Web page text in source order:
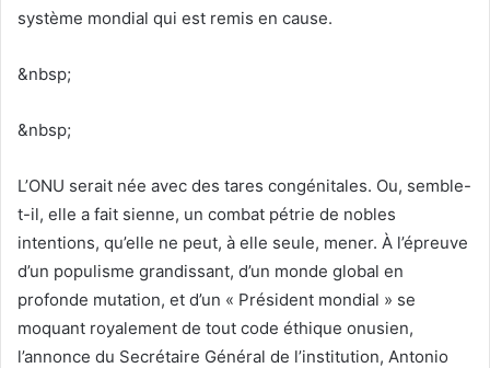
système mondial qui est remis en cause.
&nbsp;
&nbsp;
L’ONU serait née avec des tares congénitales. Ou, semble-
t-il, elle a fait sienne, un combat pétrie de nobles
intentions, qu’elle ne peut, à elle seule, mener. À l’épreuve
d’un populisme grandissant, d’un monde global en
profonde mutation, et d’un « Président mondial » se
moquant royalement de tout code éthique onusien,
l’annonce du Secrétaire Général de l’institution, Antonio